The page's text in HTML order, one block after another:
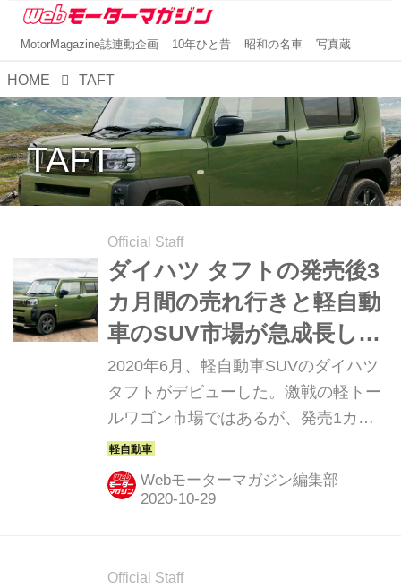
MotorMagazine誌連動企画 10年ひと昔 昭和の名車 写真蔵
HOME TAFT
TAFT
Official Staff
ダイハツ タフトの発売後3
カ月間の売れ行きと軽自動
車のSUV市場が急成長した
背景
2020年6月、軽自動車SUVのダイハツ
タフトがデビューした。激戦の軽トー
ルワゴン市場ではあるが、発売1カ月
で1万8000台を受注し好調な滑り出し
を見せた。ダイハツ タフトが好調な理
由と、その後の販売動向を見てみよ
Webモーターマガジン編集部
Official Staff